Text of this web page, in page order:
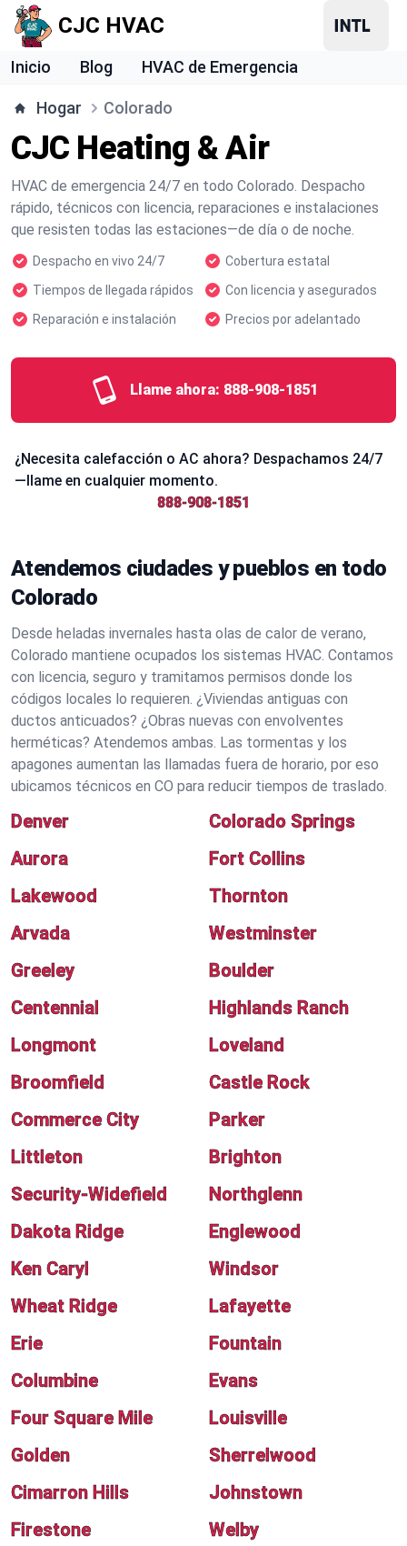
CJC HVAC
Inicio Blog HVAC de Emergencia
Hogar Colorado
CJC Heating & Air
HVAC de emergencia 24/7 en todo Colorado. Despacho
rápido, técnicos con licencia, reparaciones e instalaciones
que resisten todas las estaciones—de día o de noche.
Despacho en vivo 24/7
Cobertura estatal
Tiempos de llegada rápidos
Con licencia y asegurados
Reparación e instalación
Precios por adelantado
Llame ahora: 888-908-1851
¿Necesita calefacción o AC ahora? Despachamos 24/7
—llame en cualquier momento.
888-908-1851
Atendemos ciudades y pueblos en todo
Colorado
Desde heladas invernales hasta olas de calor de verano,
Colorado mantiene ocupados los sistemas HVAC. Contamos
con licencia, seguro y tramitamos permisos donde los
códigos locales lo requieren. ¿Viviendas antiguas con
ductos anticuados? ¿Obras nuevas con envolventes
herméticas? Atendemos ambas. Las tormentas y los
apagones aumentan las llamadas fuera de horario, por eso
ubicamos técnicos en CO para reducir tiempos de traslado.
Denver
Colorado Springs
Aurora
Fort Collins
Lakewood
Thornton
Arvada
Westminster
Greeley
Boulder
Centennial
Highlands Ranch
Longmont
Loveland
Broomfield
Castle Rock
Commerce City
Parker
Littleton
Brighton
Security-Widefield
Northglenn
Dakota Ridge
Englewood
Ken Caryl
Windsor
Wheat Ridge
Lafayette
Erie
Fountain
Columbine
Evans
Four Square Mile
Louisville
Golden
Sherrelwood
Cimarron Hills
Johnstown
Firestone
Welby